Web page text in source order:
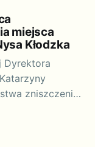
miejsca
Kłodzka
Dyrektora
zniszczenia